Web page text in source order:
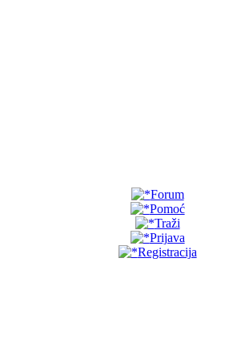
Forum
Pomoć
Traži
Prijava
Registracija